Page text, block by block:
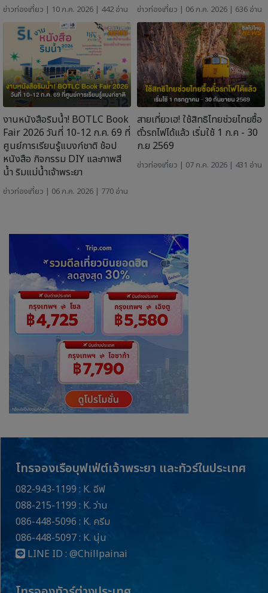
ข่าวท่องเที่ยว | 10 ก.ค. 2026 | 442 อ่าน ข่าวท่องเที่ยว | 06 ก.ค. 2026 | 636 อ่าน
งานหนังสือริมน้ำ! BOTLC Book
Fair 2026 วันที่ 10-12 ก.ค. 69 ที่
ศูนย์การเรียนรู้แบงก์ชาติ ช้อป
หนังสือ กิจกรรม DIY และภาพสี
น้ำ ริมแม่น้ำเจ้าพระยา
ข่าวท่องเที่ยว | 06 ก.ค. 2026 | 770 อ่าน
สายเที่ยวเฮ! ใช้สิทธิไทยช่วยไทยซื้อ
ตั๋วรถไฟได้แล้ว เริ่มใช้ 1 ก.ค - 30
ก.ย 2569
ข่าวท่องเที่ยว | 07 ก.ค. 2026 | 431 อ่าน
โทรจองเรือบุฟเฟ่ต์เจ้าพระยา และทัวร์ในประเทศ
082-943-1199 : K. อีฟ
088-215-1199 : K. ว่าน
086-448-5096 : K. ครีม
086-448-5097 : K. นุ่น
LINE ID : @Chillpainai